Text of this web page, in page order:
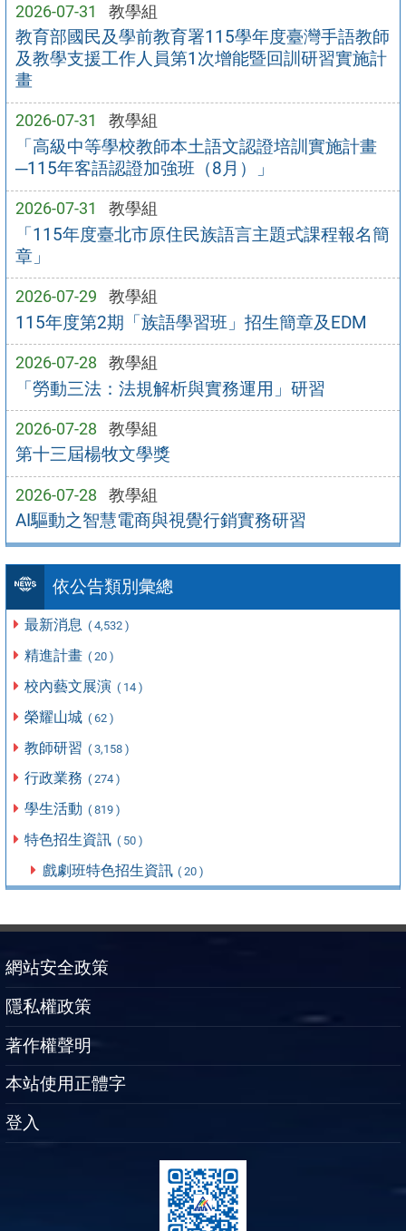
2026-07-31 教學組
教育部國民及學前教育署115學年度臺灣手語教師
及教學支援工作人員第1次增能暨回訓研習實施計
畫
2026-07-31 教學組
「高級中等學校教師本土語文認證培訓實施計畫
─115年客語認證加強班（8月）」
2026-07-31 教學組
「115年度臺北市原住民族語言主題式課程報名簡
章」
2026-07-29 教學組
115年度第2期「族語學習班」招生簡章及EDM
2026-07-28 教學組
「勞動三法：法規解析與實務運用」研習
2026-07-28 教學組
第十三屆楊牧文學獎
2026-07-28 教學組
AI驅動之智慧電商與視覺行銷實務研習
依公告類別彙總
最新消息 ( 4,532 )
精進計畫 ( 20 )
校內藝文展演 ( 14 )
榮耀山城 ( 62 )
教師研習 ( 3,158 )
行政業務 ( 274 )
學生活動 ( 819 )
特色招生資訊 ( 50 )
戲劇班特色招生資訊 ( 20 )
網站安全政策
隱私權政策
著作權聲明
本站使用正體字
登入